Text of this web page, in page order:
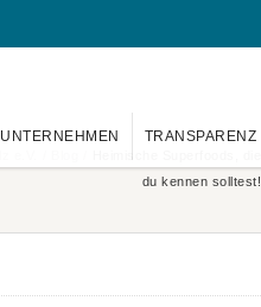
UNTERNEHMEN TRANSPARENZ
du kennen solltest!